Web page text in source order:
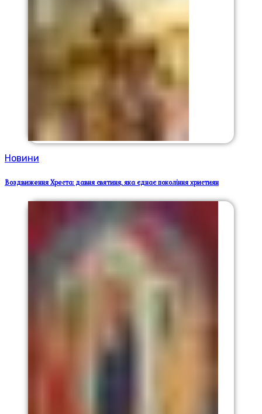
Новини
Воздвиження Хреста: давня святиня, яка єднає покоління християн